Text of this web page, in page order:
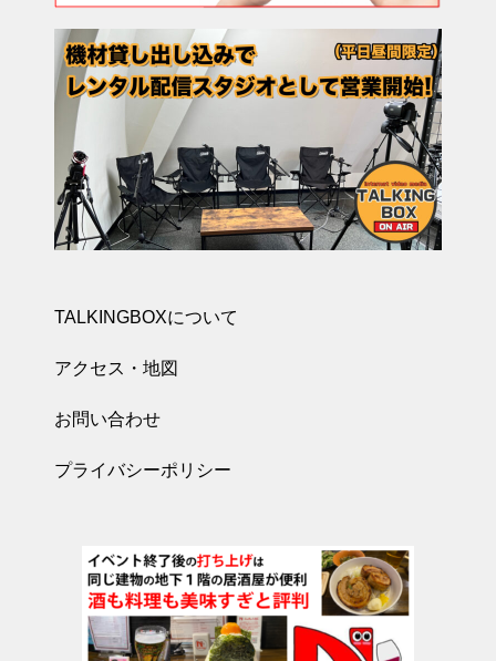
TALKINGBOXについて
アクセス・地図
お問い合わせ
プライバシーポリシー